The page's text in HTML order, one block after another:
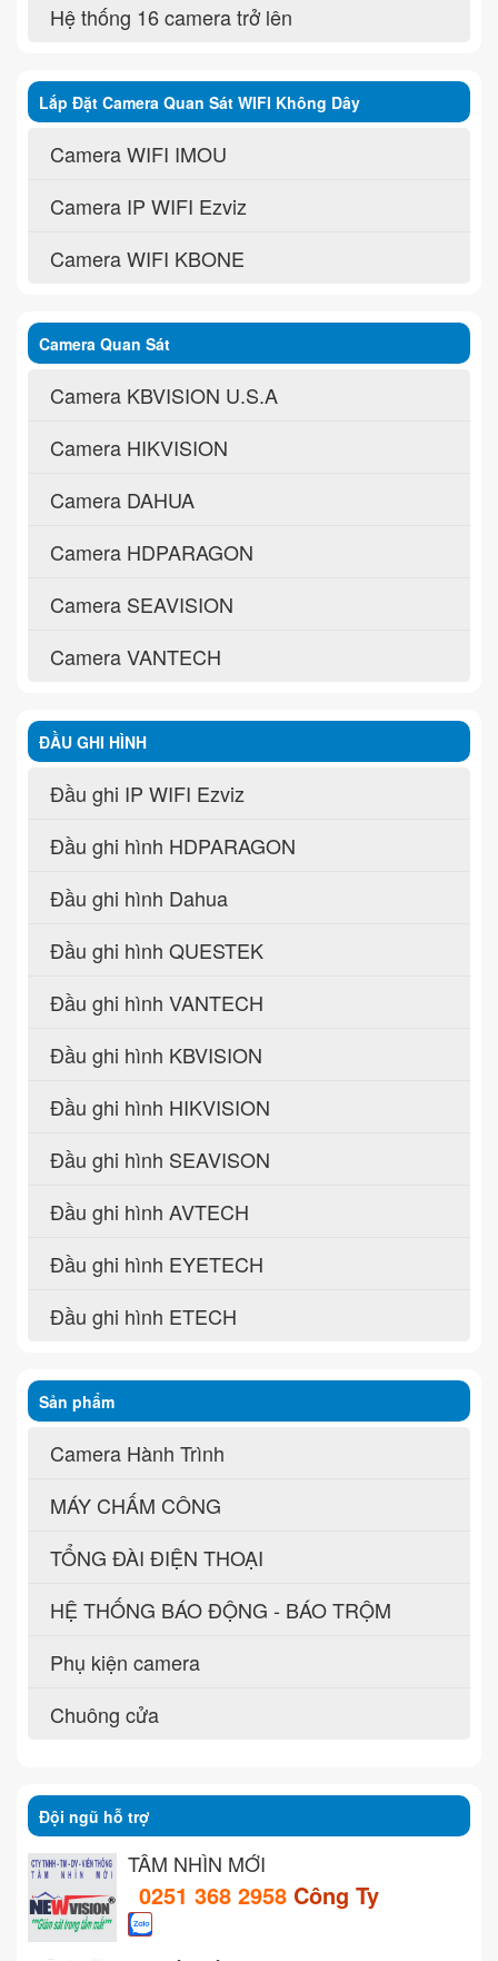
Hệ thống 16 camera trở lên
Lắp Đặt Camera Quan Sát WIFI Không Dây
Camera WIFI IMOU
Camera IP WIFI Ezviz
Camera WIFI KBONE
Camera Quan Sát
Camera KBVISION U.S.A
Camera HIKVISION
Camera DAHUA
Camera HDPARAGON
Camera SEAVISION
Camera VANTECH
ĐẦU GHI HÌNH
Đầu ghi IP WIFI Ezviz
Đầu ghi hình HDPARAGON
Đầu ghi hình Dahua
Đầu ghi hình QUESTEK
Đầu ghi hình VANTECH
Đầu ghi hình KBVISION
Đầu ghi hình HIKVISION
Đầu ghi hình SEAVISON
Đầu ghi hình AVTECH
Đầu ghi hình EYETECH
Đầu ghi hình ETECH
Sản phẩm
Camera Hành Trình
MÁY CHẤM CÔNG
TỔNG ĐÀI ĐIỆN THOẠI
HỆ THỐNG BÁO ĐỘNG - BÁO TRỘM
Phụ kiện camera
Chuông cửa
Đội ngũ hỗ trợ
TẦM NHÌN MỚI
0251 368 2958 Công Ty